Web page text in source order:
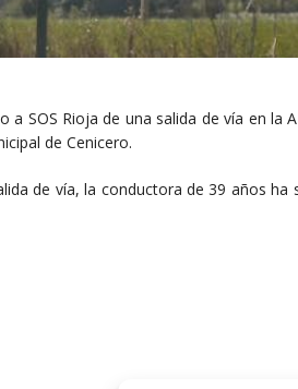
a SOS Rioja de una salida de vía en
de Cenicero.
de vía, la conductora de 39 años